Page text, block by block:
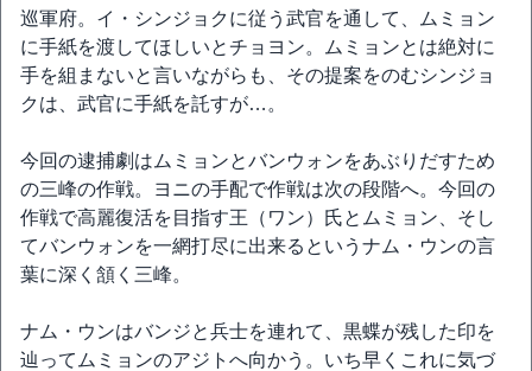
巡軍府。イ・シンジョクに従う武官を通して、ムミョン
に手紙を渡してほしいとチョヨン。ムミョンとは絶対に
手を組まないと言いながらも、その提案をのむシンジョ
クは、武官に手紙を託すが…。
今回の逮捕劇はムミョンとバンウォンをあぶりだすため
の三峰の作戦。ヨニの手配で作戦は次の段階へ。今回の
作戦で高麗復活を目指す王（ワン）氏とムミョン、そし
てバンウォンを一網打尽に出来るというナム・ウンの言
葉に深く頷く三峰。
ナム・ウンはバンジと兵士を連れて、黒蝶が残した印を
辿ってムミョンのアジトへ向かう。いち早くこれに気づ